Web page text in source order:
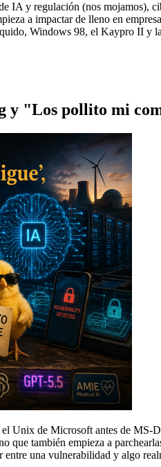
IA y regulación (nos
a impactar de lleno en
Windows 98, el Kaypro II y
y "Los pollito mi
Unix de Microsoft antes de
también empieza a
una vulnerabilidad y algo